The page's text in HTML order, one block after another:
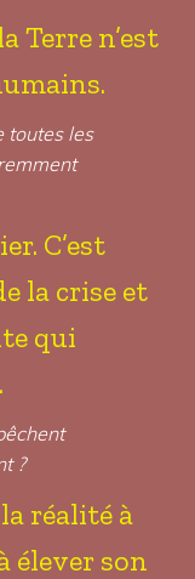
Terre n’est
toutes les
C’est
la crise et
qui
?
réalité à
élever son